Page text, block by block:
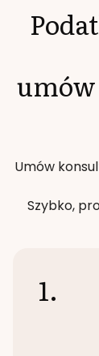
Umów
Szybko,
1.